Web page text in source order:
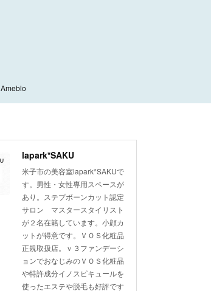
Ameblo
lapark*SAKU
米子市の美容室lapark*SAKUで
す。男性・女性専用スペースが
あり。ステプボーンカット認定
サロン マスタースタイリスト
が２名在籍しています。小顔カ
ットが得意です。ＶＯＳ化粧品
正規取扱店。ｖ３ファンデーシ
ョンでおなじみのＶＯＳ化粧品
や特許成分イノスピキュールを
使ったエステや脱毛も好評です